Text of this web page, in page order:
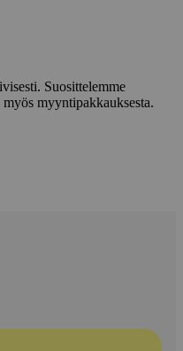
Suosittelemme
myyntipakkauksesta.